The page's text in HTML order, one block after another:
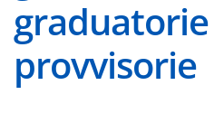
graduatorie
provvisorie